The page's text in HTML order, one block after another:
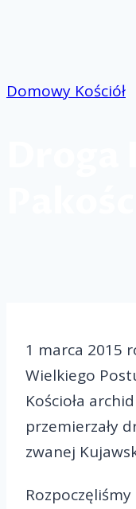
Domowy Kościół
1 marca 2015
Wielkiego
Kościoła
przemierzały
zwanej